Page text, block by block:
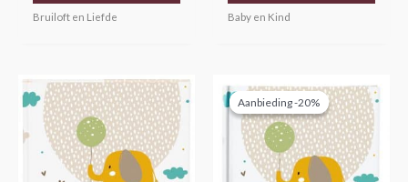
Bruiloft en Liefde Baby en Kind
Aanbieding -20%
Aanbieding -20%
prijs
was:
€14,95.
prijs
is:
€11,95.